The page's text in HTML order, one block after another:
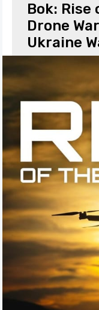
Bok: Rise
Drone
Ukraine